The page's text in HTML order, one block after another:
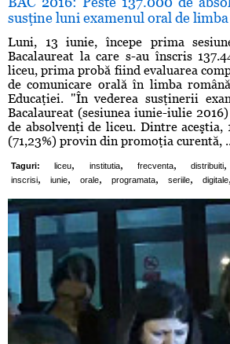
susţine luni examenul oral de
Luni, 13 iunie, începe prima
Bacalaureat la care s-au înscris
liceu, prima probă fiind evaluarea
de comunicare orală în limba
Educaţiei. "În vederea susţinerii
Bacalaureat (sesiunea iunie-iulie
de absolvenţi de liceu. Dintre aceştia,
(71,23%) provin din promoţia curentă,
Taguri: liceu, institutia, frecventa, distribuiti,
inscrisi, iunie, orale, programata, seriile, digitale,